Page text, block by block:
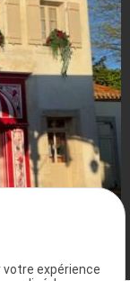
expérience